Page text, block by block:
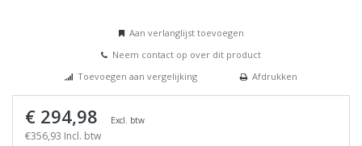
Aan verlanglijst toevoegen
Neem contact op over dit product
Toevoegen aan vergelijking
Afdrukken
€ 294,98 Excl. btw
€356,93 Incl. btw